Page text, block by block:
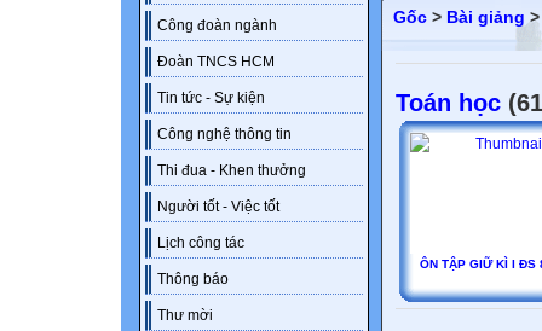
Công đoàn ngành
Đoàn TNCS HCM
Tin tức - Sự kiện
Công nghệ thông tin
Thi đua - Khen thưởng
Người tốt - Việc tốt
Lịch công tác
Thông báo
Thư mời
Gốc > Bài giảng
Toán học
ÔN TẬP GIỮ KÌ I ĐS